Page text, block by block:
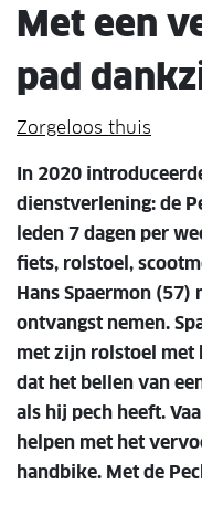
Met een
pad
Zorgeloos thuis
In 2020
dienstverlening: de
leden 7 dagen per
fiets, rolstoel,
Hans Spaermon (57)
ontvangst nemen.
met zijn rolstoel met
dat het bellen van
als hij pech heeft.
helpen met het
handbike. Met de